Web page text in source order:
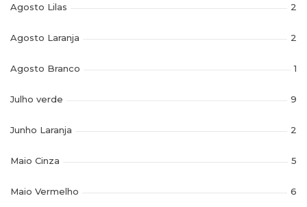
Agosto Lilas 2
Agosto Laranja 2
Agosto Branco 1
Julho verde 9
Junho Laranja 2
Maio Cinza 5
Maio Vermelho 6